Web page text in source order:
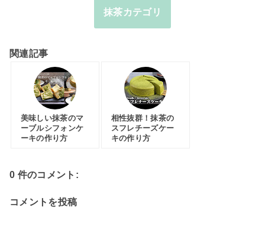
抹茶カテゴリ
関連記事
美味しい抹茶のマ
ーブルシフォンケ
ーキの作り方
相性抜群！抹茶の
スフレチーズケー
キの作り方
0 件のコメント:
コメントを投稿